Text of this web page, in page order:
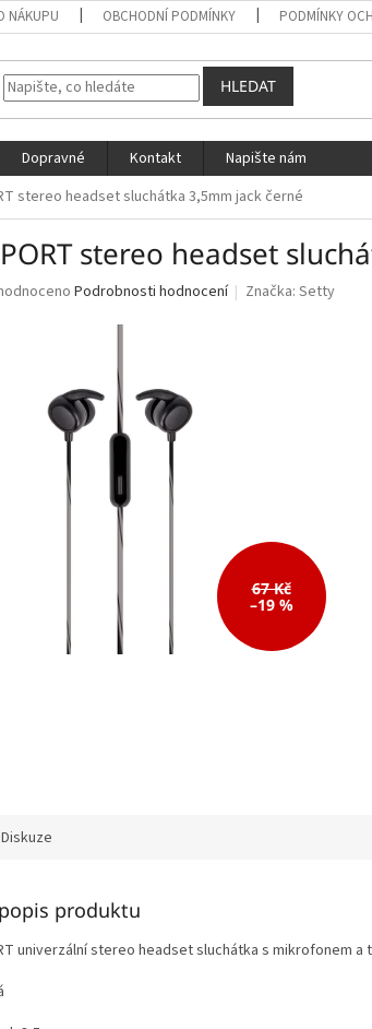
NÁKUPU OBCHODNÍ PODMÍNKY PODMÍNKY
HLEDAT
Dopravné Kontakt
Napište nám
stereo headset sluchátka 3,5mm jack černé
stereo headset
Podrobnosti hodnocení Značka:Setty
67 Kč
–19 %
Diskuze
produktu
univerzální stereo headset sluchátka s mikrofonem a